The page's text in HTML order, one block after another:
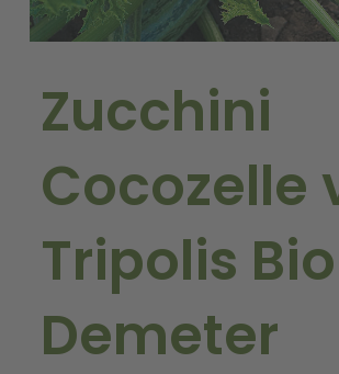
Zucchini
Cocozelle
Tripolis Bio
Demeter